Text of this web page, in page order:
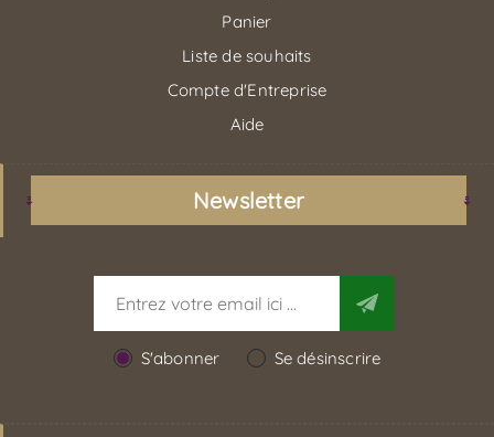
Panier
Liste de souhaits
Compte d'Entreprise
Aide
Newsletter
S'abonner Se désinscrire